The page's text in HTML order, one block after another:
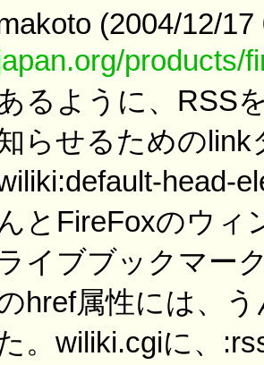
(2004/12/
products/
るように、RSS
らせるためのlink
head-
とFireFoxのウィ
イブブックマー
href属性には、
。wiliki.cgiに、